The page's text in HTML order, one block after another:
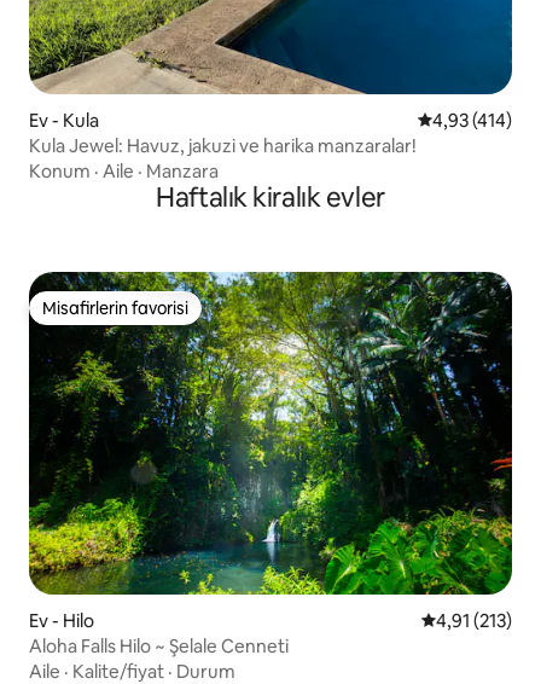
Ev - Kula 5 üzerinden
4,93 (414)
Kula Jewel: Havuz, jakuzi ve harika manzaralar!
Konum · Aile · Manzara
Haftalık kiralık evler
Misafirlerin favorisi
Misafirlerin favorisi
Ev - Hilo 5 üzerinden
4,91 (213)
Aloha Falls Hilo ~ Şelale Cenneti
Aile · Kalite/fiyat · Durum